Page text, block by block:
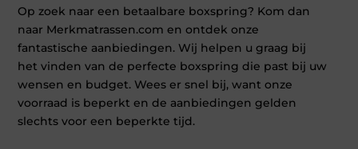
Op zoek naar een betaalbare boxspring? Kom dan
naar Merkmatrassen.com en ontdek onze
fantastische aanbiedingen. Wij helpen u graag bij
het vinden van de perfecte boxspring die past bij uw
wensen en budget. Wees er snel bij, want onze
voorraad is beperkt en de aanbiedingen gelden
slechts voor een beperkte tijd.